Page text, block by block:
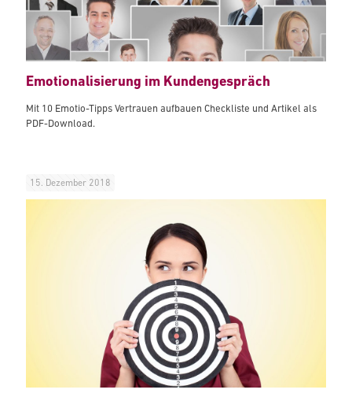
Emotionalisierung im Kundengespräch
Mit 10 Emotio-Tipps Vertrauen aufbauen Checkliste und Artikel als
PDF-Download.
15. Dezember 2018